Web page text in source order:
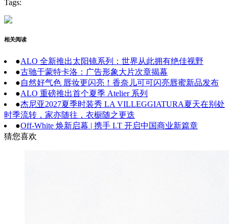
Tags:
相关阅读
●ALO 全新推出太阳镜系列：世界从此拥有绝佳视野
●古驰于蒙特卡洛：广告形象大片次章揭幕
●自然好气色 唇妆更闪亮！香奈儿可可闪亮唇蜜新品发布
●ALO 重磅推出首个夏季 Atelier 系列
●杰尼亚2027夏季时装秀 LA VILLEGGIATURA夏天在别处
时季流转，家亦随往，衣橱随之更迭
●Off-White 焕新启幕 | 携手 I.T 开启中国商业新篇章
猜您喜欢